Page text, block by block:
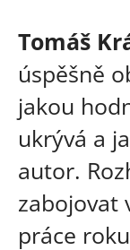
Tomáš
úspěšně
jakou
ukrývá a
autor.
zabojovat
práce